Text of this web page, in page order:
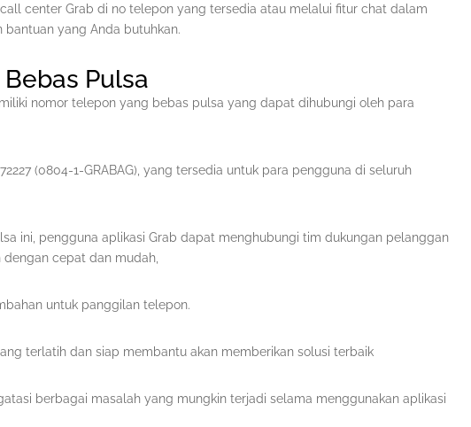
center Grab di no telepon yang tersedia atau melalui fitur chat dalam
yang Anda butuhkan.
Pulsa
nomor telepon yang bebas pulsa yang dapat dihubungi oleh para
(0804-1-GRABAG), yang tersedia untuk para pengguna di seluruh
ini, pengguna aplikasi Grab dapat menghubungi tim dukungan pelanggan
cepat dan mudah,
untuk panggilan telepon.
terlatih dan siap membantu akan memberikan solusi terbaik
berbagai masalah yang mungkin terjadi selama menggunakan aplikasi